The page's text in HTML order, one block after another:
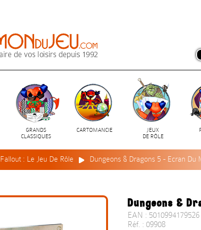
GRANDS
CLASSIQUES
CARTOMANCIE
JEUX
DE RÔLE
Fallout : Le Jeu De Rôle Dungeons & Dragons 5 - Ecran Du
Dungeons &
EAN : 5010994179526
Réf. : 09908